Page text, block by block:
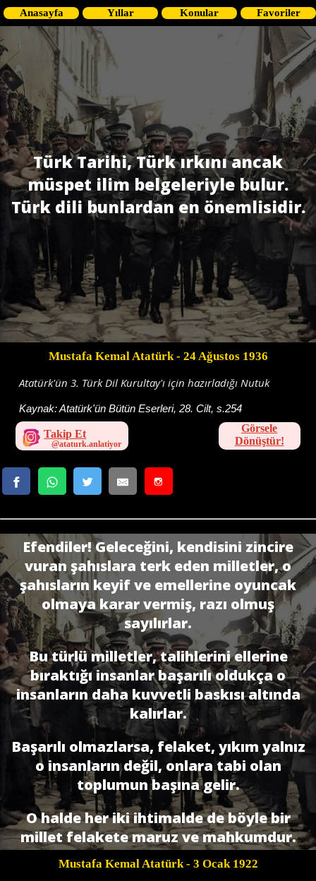
Anasayfa Yıllar Konular Favoriler
Türk Tarihi, Türk ırkını ancak
müspet ilim belgeleriyle bulur.
Türk dili bunlardan en önemlisidir.
Mustafa Kemal Atatürk- 24 Ağustos 1936
Atatürk'ün 3. Türk Dil Kurultay'ı için hazırladığı Nutuk
Kaynak:Atatürk'ün Bütün Eserleri, 28. Cilt, s.254
Takip Et
Görsele
Dönüştür!
Efendiler! Geleceğini, kendisini zincire
vuran şahıslara terk eden milletler, o
şahısların keyif ve emellerine oyuncak
olmaya karar vermiş, razı olmuş
sayılırlar.
Bu türlü milletler, talihlerini ellerine
bıraktığı insanlar başarılı oldukça o
insanların daha kuvvetli baskısı altında
kalırlar.
Başarılı olmazlarsa, felaket, yıkım yalnız
o insanların de­ğil, onlara tabi olan
toplumun başına gelir.
O halde her iki ihtimalde de böyle bir
millet felakete maruz ve mahkumdur.
Mustafa Kemal Atatürk- 3 Ocak 1922